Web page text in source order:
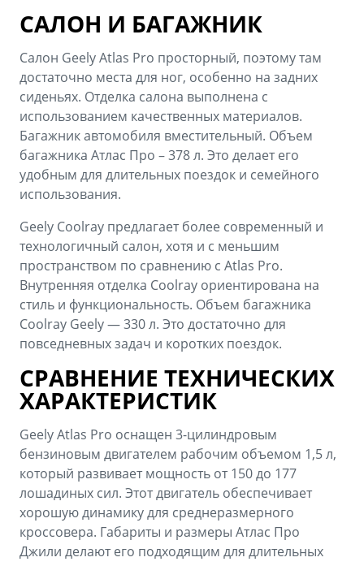
САЛОН И БАГАЖНИК
Салон Geely Atlas Pro просторный, поэтому там
достаточно места для ног, особенно на задних
сиденьях. Отделка салона выполнена с
использованием качественных материалов.
Багажник автомобиля вместительный. Объем
багажника Атлас Про – 378 л. Это делает его
удобным для длительных поездок и семейного
использования.
Geely Coolray предлагает более современный и
технологичный салон, хотя и с меньшим
пространством по сравнению с Atlas Pro.
Внутренняя отделка Coolray ориентирована на
стиль и функциональность. Объем багажника
Coolray Geely — 330 л. Это достаточно для
повседневных задач и коротких поездок.
СРАВНЕНИЕ ТЕХНИЧЕСКИХ
ХАРАКТЕРИСТИК
Geely Atlas Pro оснащен 3-цилиндровым
бензиновым двигателем рабочим объемом 1,5 л,
который развивает мощность от 150 до 177
лошадиных сил. Этот двигатель обеспечивает
хорошую динамику для среднеразмерного
кроссовера. Габариты и размеры Атлас Про
Джили делают его подходящим для длительных